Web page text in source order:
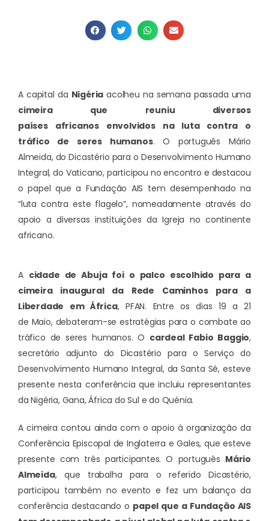
A capital da Nigéria acolheu na semana passada uma
cimeira que reuniu diversos
países africanos envolvidos na luta contra o
tráfico de seres humanos. O português Mário
Almeida, do Dicastério para o Desenvolvimento Humano
Integral, do Vaticano, participou no encontro e destacou
o papel que a Fundação AIS tem desempenhado na
“luta contra este flagelo”, nomeadamente através do
apoio a diversas instituições da Igreja no continente
africano.
A cidade de Abuja foi o palco escolhido para a
cimeira inaugural da Rede Caminhos para a
Liberdade em África, PFAN. Entre os dias 19 a 21
de Maio, debateram-se estratégias para o combate ao
tráfico de seres humanos. O cardeal Fabio Baggio,
secretário adjunto do Dicastério para o Serviço do
Desenvolvimento Humano Integral, da Santa Sé, esteve
presente nesta conferência que incluiu representantes
da Nigéria, Gana, África do Sul e do Quénia.
A cimeira contou ainda com o apoio à organização da
Conferência Episcopal de Inglaterra e Gales, que esteve
presente com três participantes. O português Mário
Almeida, que trabalha para o referido Dicastério,
participou também no evento e fez um balanço da
conferência destacando o papel que a Fundação AIS